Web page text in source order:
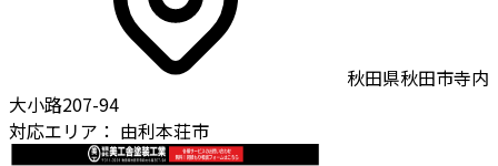
秋田県秋田市寺内
大小路207-94
対応エリア： 由利本荘市